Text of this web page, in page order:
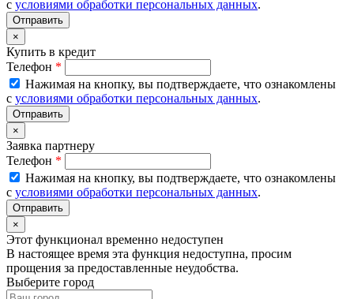
с условиями обработки персональных данных.
×
Купить в кредит
Телефон *
Нажимая на кнопку, вы подтверждаете, что ознакомлены
с условиями обработки персональных данных.
×
Заявка партнеру
Телефон *
Нажимая на кнопку, вы подтверждаете, что ознакомлены
с условиями обработки персональных данных.
×
Этот функционал временно недоступен
В настоящее время эта функция недоступна, просим
прощения за предоставленные неудобства.
Выберите город